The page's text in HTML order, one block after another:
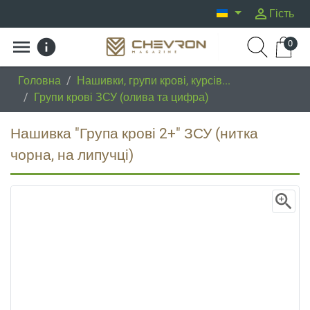
person_outline Гість
menu info 0
Головна / Нашивки, групи крові, курсів...
/ Групи крові ЗСУ (олива та цифра)
Нашивка "Група крові 2+" ЗСУ (нитка
чорна, на липучці)
zoom_in